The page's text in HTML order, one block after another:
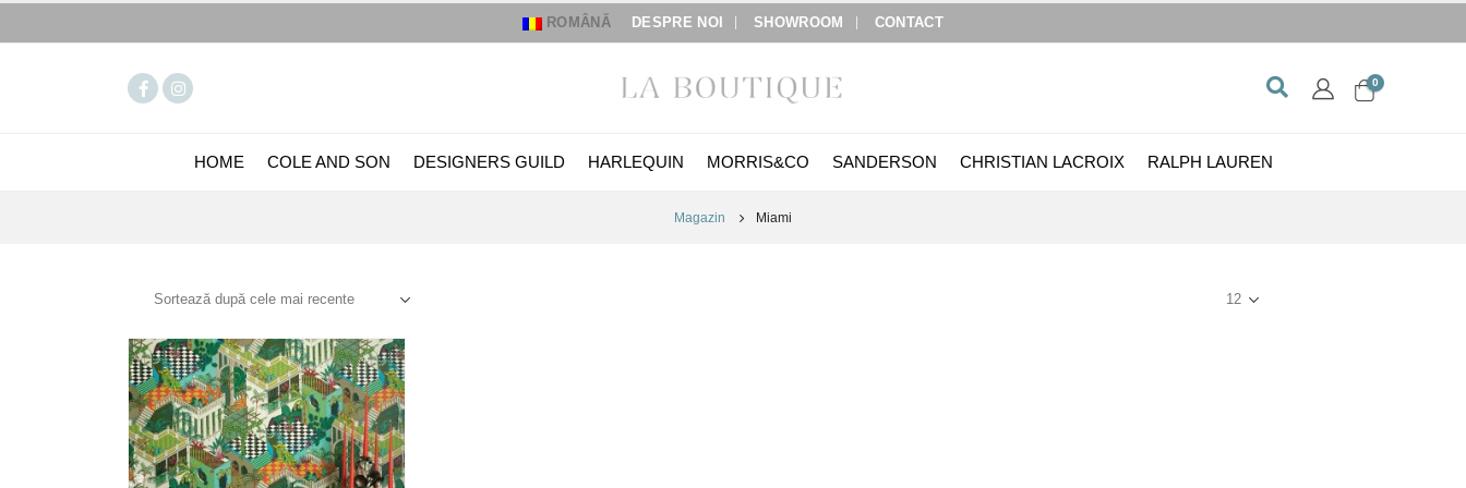
ROMÂNĂ DESPRE NOI SHOWROOM CONTACT
HOME COLE AND SON DESIGNERS GUILD HARLEQUIN MORRIS&CO SANDERSON CHRISTIAN LACROIX RALPH LAUREN
0
Magazin Miami